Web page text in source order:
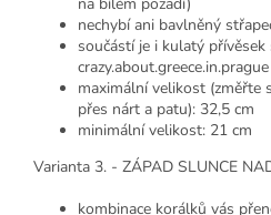
nechybí ani bavlněný
součástí je i kulatý přívěsek
crazy.about.greece.in.prague
maximální velikost (změřte
přes nárt a patu): 32,5 cm
minimální velikost: 21 cm
Varianta 3. - ZÁPAD SLUNCE
kombinace korálků vás